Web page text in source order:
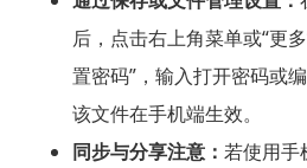
后，点击右上角菜单或“更
置密码”，输入打开密码或
该文件在手机端生效。
同步与分享注意： 若使用手